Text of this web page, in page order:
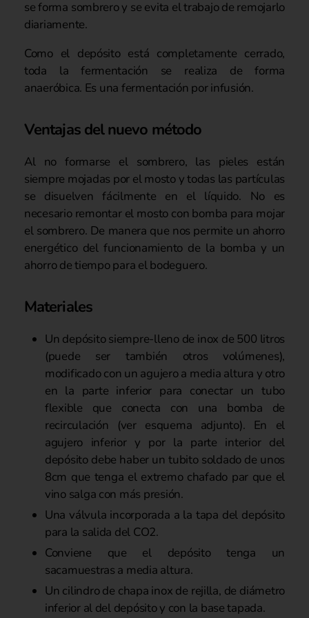
se forma sombrero y se evita el trabajo de remojarlo
diariamente.
Como el depósito está completamente cerrado,
toda la fermentación se realiza de forma
anaeróbica. Es una fermentación por infusión.
Ventajas del nuevo método
Al no formarse el sombrero, las pieles están
siempre mojadas por el mosto y todas las partículas
se disuelven fácilmente en el líquido. No es
necesario remontar el mosto con bomba para mojar
el sombrero. De manera que nos permite un ahorro
energético del funcionamiento de la bomba y un
ahorro de tiempo para el bodeguero.
Materiales
Un depósito siempre-lleno de inox de 500 litros
(puede ser también otros volúmenes),
modificado con un agujero a media altura y otro
en la parte inferior para conectar un tubo
flexible que conecta con una bomba de
recirculación (ver esquema adjunto). En el
agujero inferior y por la parte interior del
depósito debe haber un tubito soldado de unos
8cm que tenga el extremo chafado par que el
vino salga con más presión.
Una válvula incorporada a la tapa del depósito
para la salida del CO2.
Conviene que el depósito tenga un
sacamuestras a media altura.
Un cilindro de chapa inox de rejilla, de diámetro
inferior al del depósito y con la base tapada.